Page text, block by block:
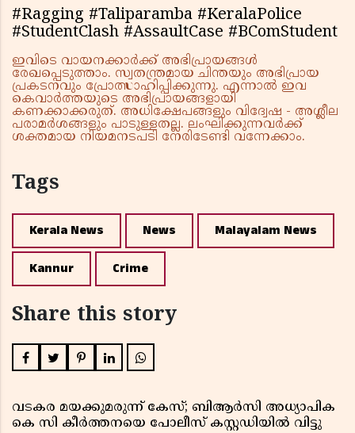
#Ragging #Taliparamba #KeralaPolice
#StudentClash #AssaultCase #BComStudent
ഇവിടെ വായനക്കാർക്ക് അഭിപ്രായങ്ങൾ
രേഖപ്പെടുത്താം. സ്വതന്ത്രമായ ചിന്തയും അഭിപ്രായ
പ്രകടനവും പ്രോത്സാഹിപ്പിക്കുന്നു. എന്നാൽ ഇവ
കെവാർത്തയുടെ അഭിപ്രായങ്ങളായി
കണക്കാക്കരുത്. അധിക്ഷേപങ്ങളും വിദ്വേഷ - അശ്ലീല
പരാമർശങ്ങളും പാടുള്ളതല്ല. ലംഘിക്കുന്നവർക്ക്
ശക്തമായ നിയമനടപടി നേരിടേണ്ടി വന്നേക്കാം.
Tags
Kerala News News Malayalam News
Kannur Crime
Share this story
വടകര മയക്കുമരുന്ന് കേസ്; ബിആർസി അധ്യാപിക
കെ സി കീർത്തനയെ പോലീസ് കസ്റ്റഡിയിൽ വിട്ടു